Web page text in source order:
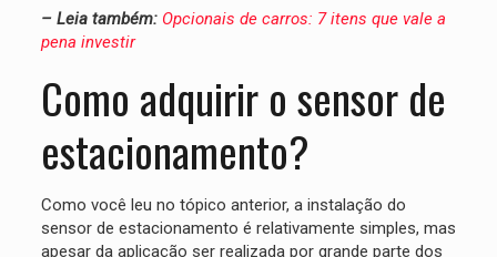
– Leia também: Opcionais de carros: 7 itens que vale a
pena investir
Como adquirir o sensor de
estacionamento?
Como você leu no tópico anterior, a instalação do
sensor de estacionamento é relativamente simples, mas
apesar da aplicação ser realizada por grande parte dos